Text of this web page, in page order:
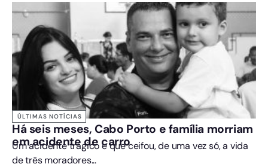
ÚLTIMAS NOTÍCIAS
Há seis meses, Cabo Porto e família morriam
em acidente de carro
Um acidente trágico e que ceifou, de uma vez só, a vida
de três moradores...